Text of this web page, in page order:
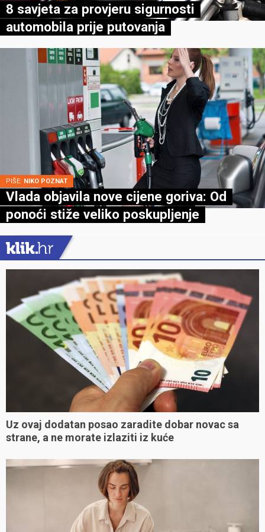
8 savjeta za provjeru sigurnosti
automobila prije putovanja
PIŠE: NIKO POZNAT
Vlada objavila nove cijene goriva: Od
ponoći stiže veliko poskupljenje
Uz ovaj dodatan posao zaradite dobar novac sa
strane, a ne morate izlaziti iz kuće